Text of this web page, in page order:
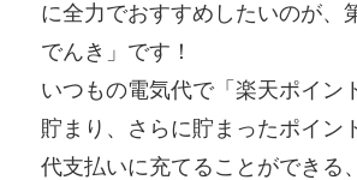
に全力でおすすめしたいのが、
でんき」です！
いつもの電気代で「楽天ポイン
貯まり、さらに貯まったポイン
代支払いに充てることができる